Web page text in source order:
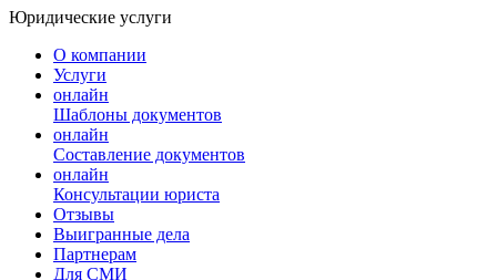
Юридические услуги
О компании
Услуги
онлайн
Шаблоны документов
онлайн
Составление документов
онлайн
Консультации юриста
Отзывы
Выигранные дела
Партнерам
Для СМИ